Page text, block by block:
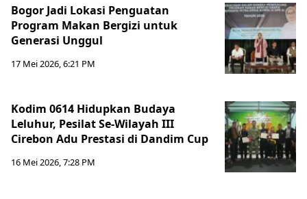
Bogor Jadi Lokasi Penguatan
Program Makan Bergizi untuk
Generasi Unggul
17 Mei 2026, 6:21 PM
Kodim 0614 Hidupkan Budaya
Leluhur, Pesilat Se-Wilayah III
Cirebon Adu Prestasi di Dandim Cup
16 Mei 2026, 7:28 PM